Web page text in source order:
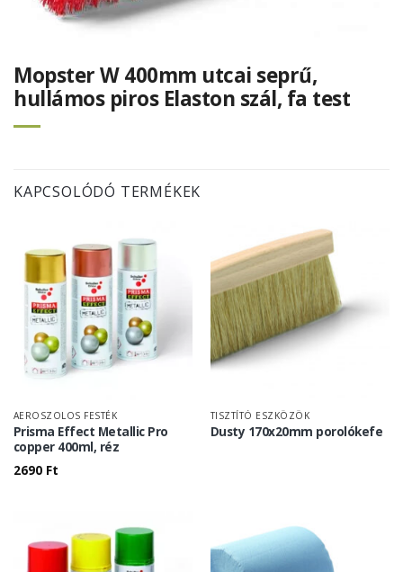
Mopster W 400mm utcai seprű,
hullámos piros Elaston szál, fa test
KAPCSOLÓDÓ TERMÉKEK
AEROSZOLOS FESTÉK
Prisma Effect Metallic Pro
copper 400ml, réz
2690 Ft
TISZTÍTÓ ESZKÖZÖK
Dusty 170x20mm porolókefe